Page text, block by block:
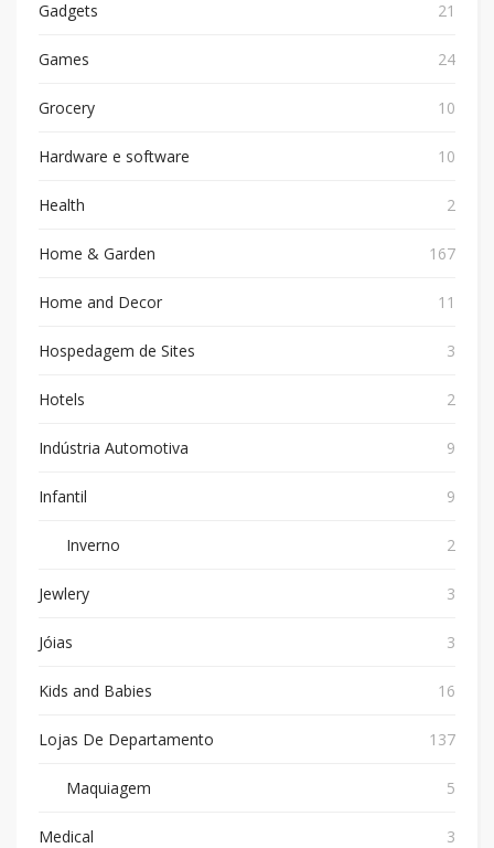
Gadgets 21
Games 24
Grocery 10
Hardware e software 10
Health 2
Home & Garden 167
Home and Decor 11
Hospedagem de Sites 3
Hotels 2
Indústria Automotiva 9
Infantil 9
Inverno 2
Jewlery 3
Jóias 3
Kids and Babies 16
Lojas De Departamento 137
Maquiagem 5
Medical 3